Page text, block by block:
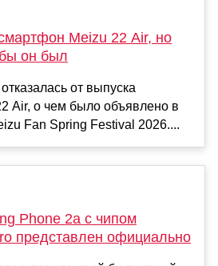
Meizu 22 Air, но
он был
от выпуска
Air, о чем было объявлено в
Fan Spring Festival 2026....
Phone 2a с чипом
представлен официально